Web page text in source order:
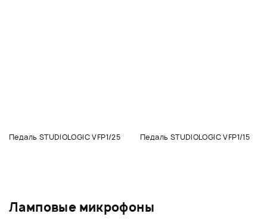
Педаль STUDIOLOGIC VFP1/25 Педаль STUDIOLOGIC VFP1/15
Ламповые микрофоны